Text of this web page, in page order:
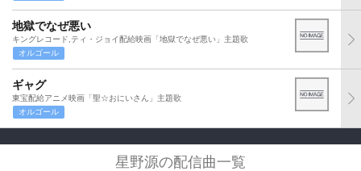
地獄でなぜ悪い
キングレコード,ティ・ジョイ配給映画「地獄でなぜ悪い」主題歌
オルゴール
ギャグ
東宝配給アニメ映画「聖☆おにいさん」主題歌
オルゴール
星野源の配信曲一覧